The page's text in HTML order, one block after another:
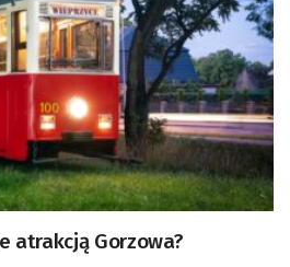
atrakcją Gorzowa?